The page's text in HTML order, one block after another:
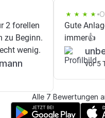
2 forellen
zu Beginn.
wenig.
Gute
immer👍
vor 5
Alle 7 Bewertungen